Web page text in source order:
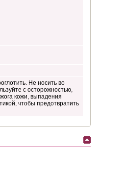
Не носить во
с осторожностью,
кожи, выпадения
чтобы предотвратить